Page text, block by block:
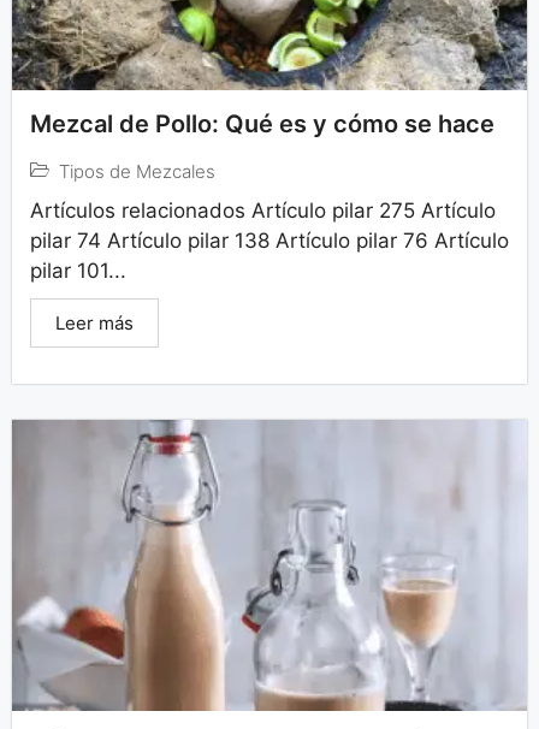
Mezcal de Pollo: Qué es y cómo se hace
Tipos de Mezcales
Artículos relacionados Artículo pilar 275 Artículo
pilar 74 Artículo pilar 138 Artículo pilar 76 Artículo
pilar 101...
Leer más